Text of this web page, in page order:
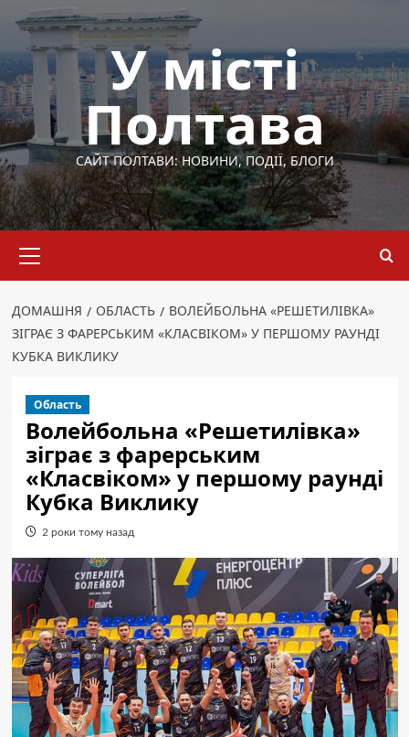
Перейти
вмісту
У місті
Полтава
САЙТ ПОЛТАВИ: НОВИНИ, ПОДІЇ, БЛОГИ
меню
ДОМАШНЯ ОБЛАСТЬ
ВОЛЕЙБОЛЬНА «РЕШЕТИЛІВКА»
ЗІГРАЄ З ФАРЕРСЬКИМ «КЛАСВІКОМ» У ПЕРШОМУ РАУНДІ
КУБКА ВИКЛИКУ
Область
Волейбольна «Решетилівка»
зіграє з фарерським
«Класвіком» у першому раунді
Кубка Виклику
2 роки тому назад